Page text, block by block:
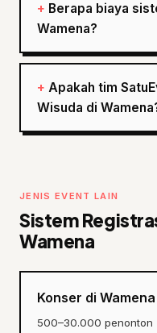
Berapa biaya
Wamena?
Apakah tim
Wisuda di
JENIS EVENT LAIN
Sistem
Wamena
Konser di Wamena
500–30.000 penonton